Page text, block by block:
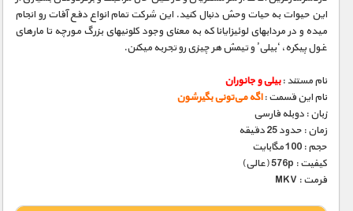
این حیوات به حیات وحش دنبال کنید. این شرکت تمام انواع دفع آفات رو انجام
میده و در مردابهای لوئیزایانا که به معنای وجود کلونیهای بزرگ مورچه تا مارهای
غول پیکره، ‘بیلی’ و تیمش هر چیزی رو تجربه میکنن.
نام مستند :بیلی و جانوران
نام این قسمت :اگه می‌تونی بگیرشون
زبان : دوبله فارسی
زمان : حدود 25 دقیقه
حجم : 100 مگابایت
کیفیت : 576p (عالی)
فرمت : MKV